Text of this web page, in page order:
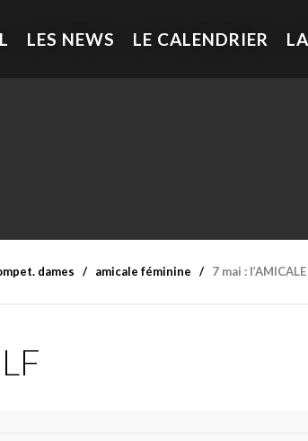
LES NEWS LE CALENDRIER
dames amicale féminine 7 mai :